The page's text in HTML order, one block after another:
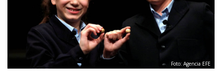
Foto: Agencia EFE